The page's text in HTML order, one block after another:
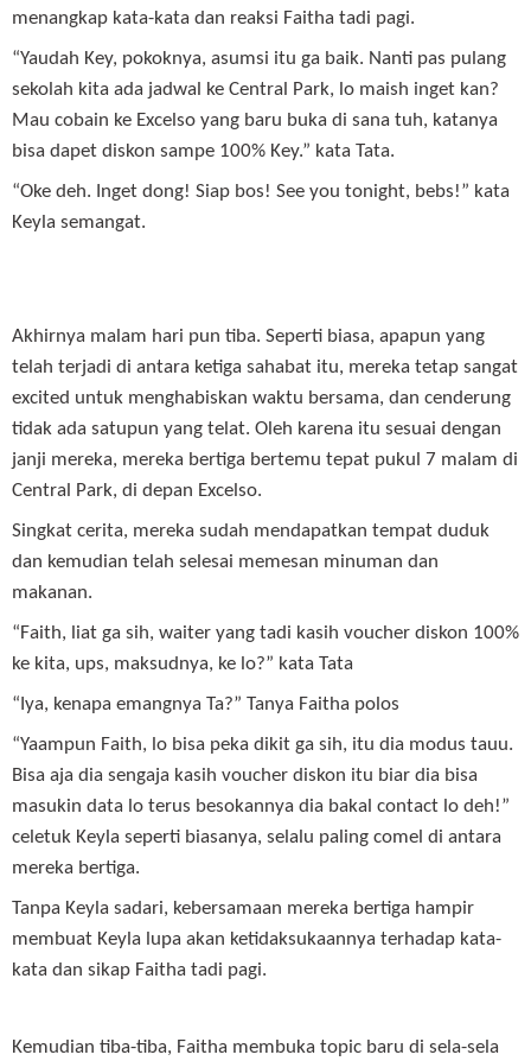
menangkap kata-kata dan reaksi Faitha tadi pagi.
“Yaudah Key, pokoknya, asumsi itu ga baik. Nanti pas pulang
sekolah kita ada jadwal ke Central Park, lo maish inget kan?
Mau cobain ke Excelso yang baru buka di sana tuh, katanya
bisa dapet diskon sampe 100% Key.” kata Tata.
“Oke deh. Inget dong! Siap bos! See you tonight, bebs!” kata
Keyla semangat.
Akhirnya malam hari pun tiba. Seperti biasa, apapun yang
telah terjadi di antara ketiga sahabat itu, mereka tetap sangat
excited untuk menghabiskan waktu bersama, dan cenderung
tidak ada satupun yang telat. Oleh karena itu sesuai dengan
janji mereka, mereka bertiga bertemu tepat pukul 7 malam di
Central Park, di depan Excelso.
Singkat cerita, mereka sudah mendapatkan tempat duduk
dan kemudian telah selesai memesan minuman dan
makanan.
“Faith, liat ga sih, waiter yang tadi kasih voucher diskon 100%
ke kita, ups, maksudnya, ke lo?” kata Tata
“Iya, kenapa emangnya Ta?” Tanya Faitha polos
“Yaampun Faith, lo bisa peka dikit ga sih, itu dia modus tauu.
Bisa aja dia sengaja kasih voucher diskon itu biar dia bisa
masukin data lo terus besokannya dia bakal contact lo deh!”
celetuk Keyla seperti biasanya, selalu paling comel di antara
mereka bertiga.
Tanpa Keyla sadari, kebersamaan mereka bertiga hampir
membuat Keyla lupa akan ketidaksukaannya terhadap kata-
kata dan sikap Faitha tadi pagi.
Kemudian tiba-tiba, Faitha membuka topic baru di sela-sela